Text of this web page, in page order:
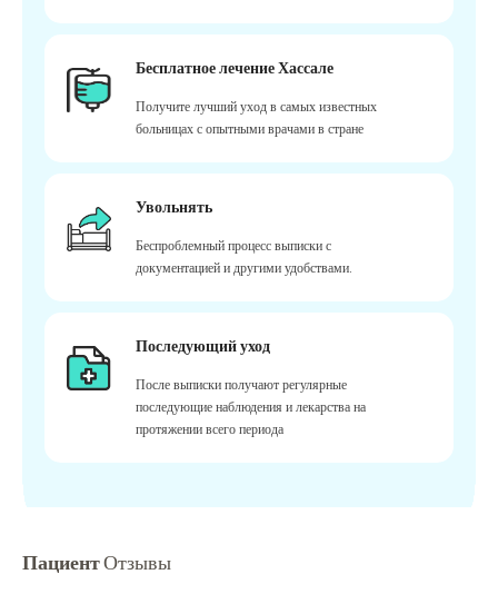
Бесплатное лечение Хассале
Получите лучший уход в самых известных
больницах с опытными врачами в стране
Увольнять
Беспроблемный процесс выписки с
документацией и другими удобствами.
Последующий уход
После выписки получают регулярные
последующие наблюдения и лекарства на
протяжении всего периода
ПациентОтзывы